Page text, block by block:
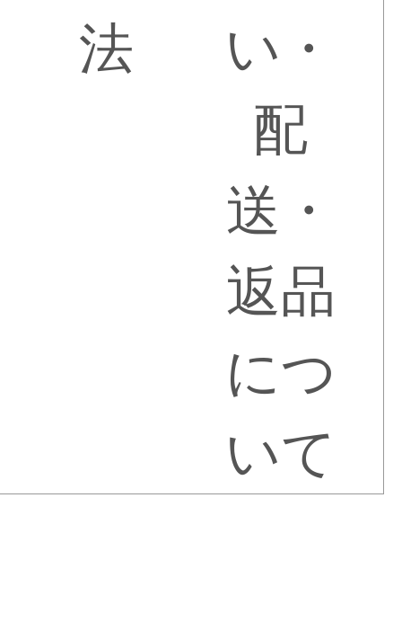
法
い・
配
送・
返品
につ
いて